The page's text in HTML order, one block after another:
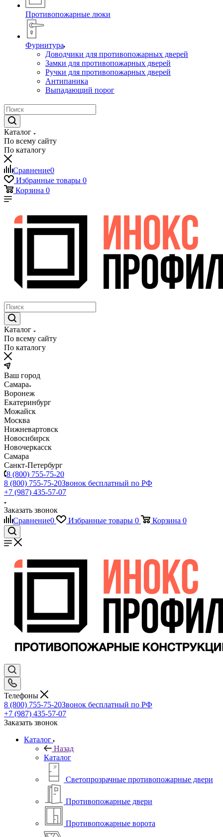
Противопожарные люки
Фурнитура
Доводчики для противопожарных дверей
Замки для противопожарных дверей
Ручки для противопожарных дверей
Антипаника
Выпадающий порог
Каталог
По всему сайту
По каталогу
Сравнение0
Избранные товары 0
Корзина 0
Каталог
По всему сайту
По каталогу
Ваш город
Самара
Воронеж
Екатеринбург
Можайск
Москва
Нижневартовск
Новосибирск
Новочеркасск
Самара
Санкт-Петербург
8 (800) 755-75-20
8 (800) 755-75-20Звонок бесплатный по РФ
+7 (987) 435-57-07
Заказать звонок
Сравнение0 Избранные товары 0 Корзина 0
Телефоны
8 (800) 755-75-20Звонок бесплатный по РФ
+7 (987) 435-57-07
Заказать звонок
Каталог
Назад
Каталог
Светопрозрачные противопожарные двери
Противопожарные двери
Противопожарные ворота